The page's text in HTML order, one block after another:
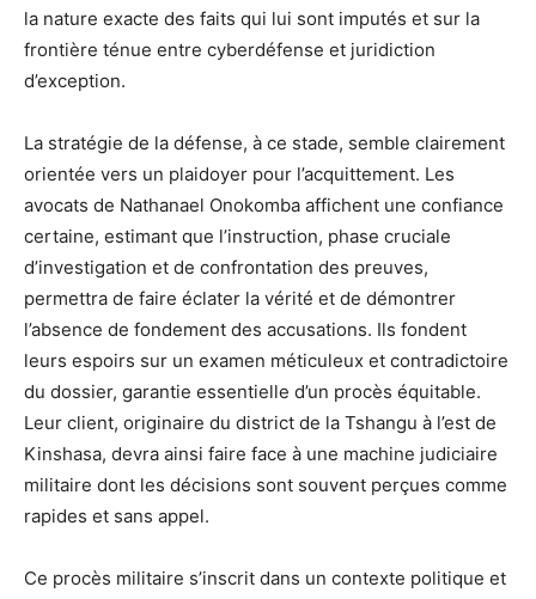
la nature exacte des faits qui lui sont imputés et sur la
frontière ténue entre cyberdéfense et juridiction
d’exception.
La stratégie de la défense, à ce stade, semble clairement
orientée vers un plaidoyer pour l’acquittement. Les
avocats de Nathanael Onokomba affichent une confiance
certaine, estimant que l’instruction, phase cruciale
d’investigation et de confrontation des preuves,
permettra de faire éclater la vérité et de démontrer
l’absence de fondement des accusations. Ils fondent
leurs espoirs sur un examen méticuleux et contradictoire
du dossier, garantie essentielle d’un procès équitable.
Leur client, originaire du district de la Tshangu à l’est de
Kinshasa, devra ainsi faire face à une machine judiciaire
militaire dont les décisions sont souvent perçues comme
rapides et sans appel.
Ce procès militaire s’inscrit dans un contexte politique et